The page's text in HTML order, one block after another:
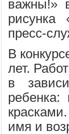
важны!»
рисунка
пресс-
В
лет.
в
имя и